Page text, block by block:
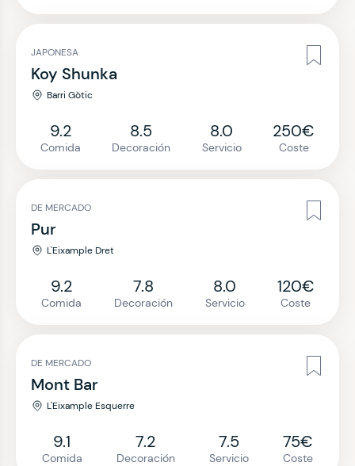
JAPONESA
Koy Shunka
Barri Gòtic
9.2
Comida
8.5
Decoración
8.0
Servicio
250€
Coste
DE MERCADO
Pur
L'Eixample Dret
9.2
Comida
7.8
Decoración
8.0
Servicio
120€
Coste
DE MERCADO
Mont Bar
L'Eixample Esquerre
9.1
Comida
7.2
Decoración
7.5
Servicio
75€
Coste